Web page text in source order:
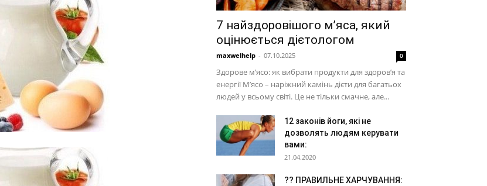
7 найздоровішого м’яса, який
оцінюється дієтологом
maxwelhelp - 07.10.2025 0
Здорове м’ясо: як вибрати продукти для здоров’я та
енергії М’ясо – наріжний камінь дієти для багатьох
людей у ​​всьому світі. Це не тільки смачне, але...
12 законів йоги, які не
дозволять людям керувати
вами:
21.04.2020
?? ПРАВИЛЬНЕ ХАРЧУВАННЯ: